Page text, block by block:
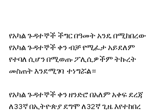
የአካል ጉዳተኞች ችግር በዓመት አንዴ በሚከበረው
የአካል ጉዳተኞች ቀን ብቻ የሚፈታ አይደለም
የተባለ ሲሆን በሚወጡ ፖሊሲዎችም ትኩረት
መስጠት እንደሚገባ  ተነግሯል።
የአካል ጉዳተኞች ቀን ዘንድሮ በአለም አቀፍ ደረጃ
ለ33ኛ በኢትዮጵያ ደግሞ ለ32ኛ ጊዜ እየተከበረ